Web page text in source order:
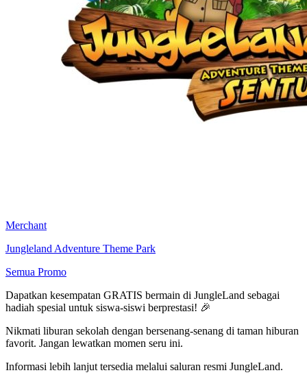
Merchant
Jungleland Adventure Theme Park
Semua Promo
Dapatkan kesempatan GRATIS bermain di JungleLand sebagai
hadiah spesial untuk siswa-siswi berprestasi! 🎉
Nikmati liburan sekolah dengan bersenang-senang di taman hiburan
favorit. Jangan lewatkan momen seru ini.
Informasi lebih lanjut tersedia melalui saluran resmi JungleLand.